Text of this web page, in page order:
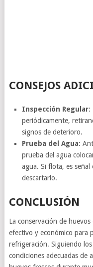
CONSEJOS
Inspección Regular:
periódicamente,
signos de deterioro.
Prueba del Agua:
prueba del agua
agua. Si flota, es
descartarlo.
CONCLUSIÓN
La conservación de
efectivo y económico para
refrigeración. Siguiendo
condiciones adecuadas de